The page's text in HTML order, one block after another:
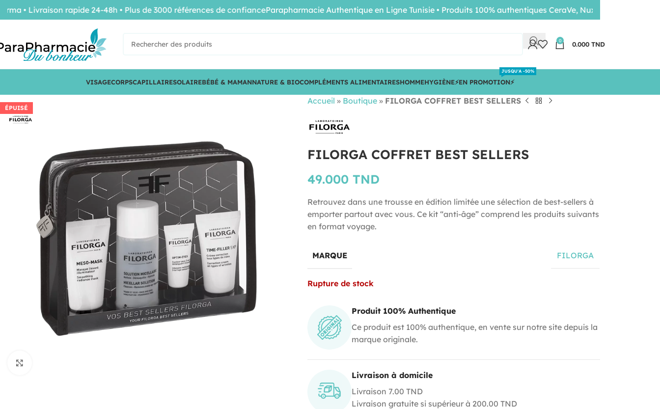
0 0.000 TND
VISAGECORPSCAPILLAIRESOLAIREBÉBÉ & MAMANNATURE & BIOCOMPLÉMENTS ALIMENTAIRESHOMMEHYGIÈNE⚡️EN PROMOTION⚡️
JUSQU'A -50%
ÉPUISÉ
Accueil » Boutique» FILORGA COFFRET BEST SELLERS
FILORGA COFFRET BEST SELLERS
49.000 TND
Retrouvez dans une trousse en édition limitée une sélection de best-sellers à
emporter partout avec vous. Ce kit “anti-âge” comprend les produits suivants
en format voyage.
MARQUE FILORGA
Rupture de stock
Produit 100% Authentique
Ce produit est 100% authentique, en vente sur notre site depuis la
marque originale.
Livraison à domicile
Livraison 7.00 TND
Livraison gratuite si supérieur à 200.00 TND
rapide 24-48h • Plus de 3000 références de confianceParapharmacie Authentique en Ligne Tunisie • Produits 100% authentiques CeraVe, Nuxe, Bioderma •